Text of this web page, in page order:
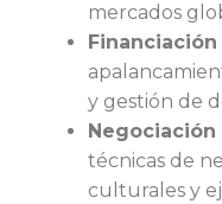
mercados
y gestión de
técnicas de
culturales y